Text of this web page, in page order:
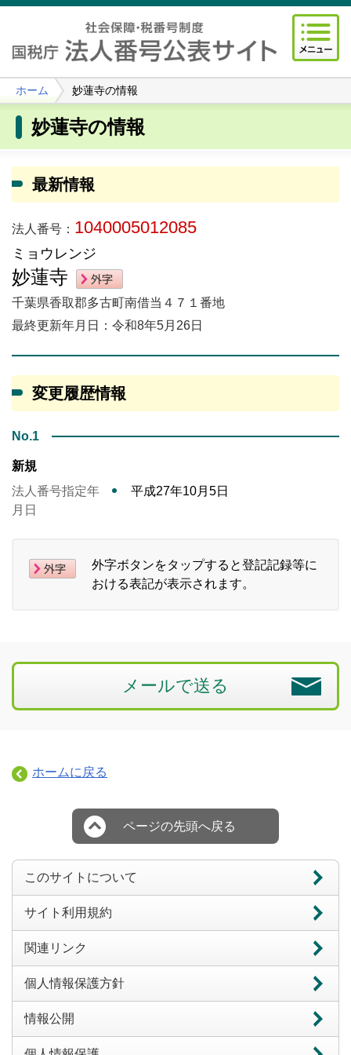
ホーム 妙蓮寺の情報
妙蓮寺の情報
最新情報
法人番号： 1040005012085
ミョウレンジ
妙蓮寺
千葉県香取郡多古町南借当４７１番地
最終更新年月日：令和8年5月26日
変更履歴情報
No.1
新規
法人番号指定年
月日
平成27年10月5日
外字ボタンをタップすると登記記録等に
おける表記が表示されます。
メールで送る
ホームに戻る
ページの先頭へ戻る
このサイトについて
サイト利用規約
関連リンク
個人情報保護方針
情報公開